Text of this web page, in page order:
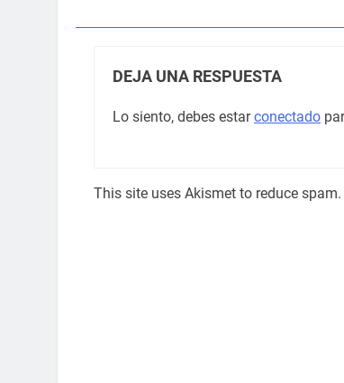
DEJA UNA RESPUESTA
Lo siento, debes estarconectado
This site uses Akismet to reduce spam.